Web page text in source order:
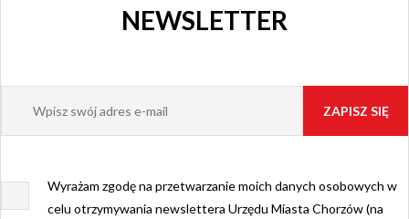
NEWSLETTER
Wyrażam zgodę na przetwarzanie moich danych osobowych w
celu otrzymywania newslettera Urzędu Miasta Chorzów (na